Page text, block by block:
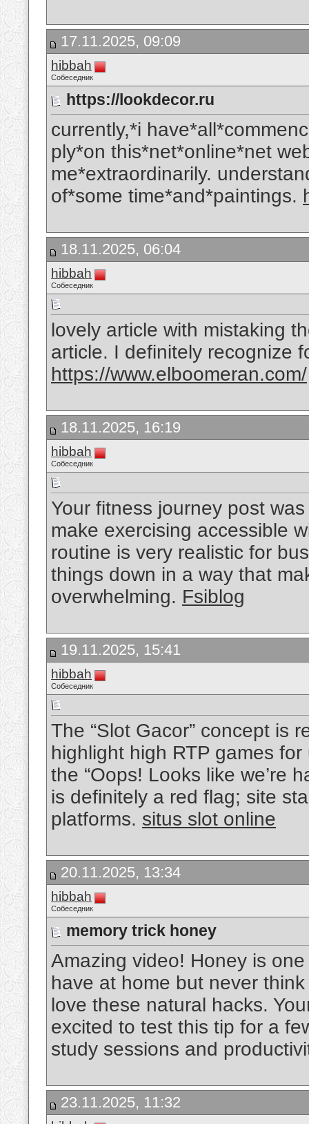
17.11.2025, 09:09
hibbah
Собеседник
https://lookdecor.ru
currently,*i
ply*on this*net*online*net
me*extraordinarily.
of*some time*and*paintings.
18.11.2025, 06:04
hibbah
Собеседник
lovely article with mistaking
article. I definitely recognize
https://www.elboomeran.com/
18.11.2025, 16:19
hibbah
Собеседник
Your fitness journey post
make exercising accessible
routine is very realistic for
things down in a way that
overwhelming. Fsiblog
19.11.2025, 15:41
hibbah
Собеседник
The “Slot Gacor” concept is
highlight high RTP games
the “Oops! Looks like we’re
is definitely a red flag; site
platforms. situs slot online
20.11.2025, 13:34
hibbah
Собеседник
memory trick honey
Amazing video! Honey is
have at home but never
love these natural hacks.
excited to test this tip for a
study sessions and
23.11.2025, 11:32